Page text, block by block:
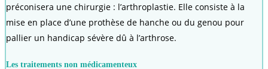
préconisera une chirurgie : l’arthroplastie. Elle consiste à la
mise en place d’une prothèse de hanche ou du genou pour
pallier un handicap sévère dû à l’arthrose.
Les traitements non médicamenteux